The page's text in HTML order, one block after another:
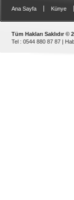
Ana Sayfa Künye
Tüm Hakları Saklıdır ©
Tel : 0544 880 87 87 |